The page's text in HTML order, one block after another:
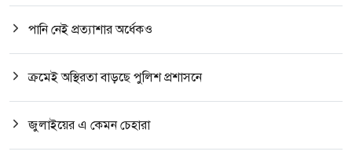
পানি নেই প্রত্যাশার অর্ধেকও
ক্রমেই অস্থিরতা বাড়ছে পুলিশ প্রশাসনে
জুলাইয়ের এ কেমন চেহারা